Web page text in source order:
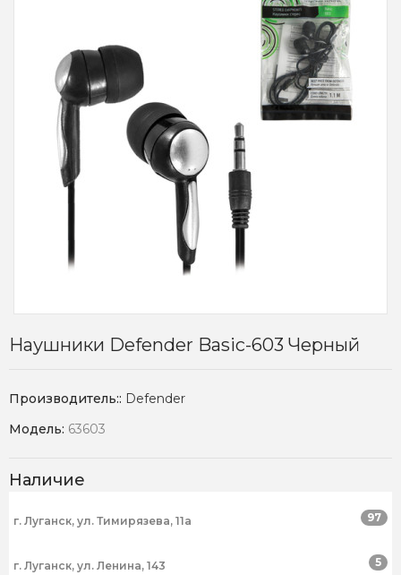
Наушники Defender Basic-603 Черный
Производитель:: Defender
Модель: 63603
Наличие
г. Луганск, ул. Тимирязева, 11а 97
г. Луганск, ул. Ленина, 143 5